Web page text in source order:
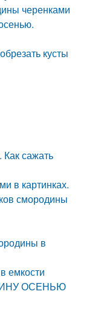
черенками
кусты
Как сажать
в картинках.
смородины
в
емкости
ОСЕНЬЮ